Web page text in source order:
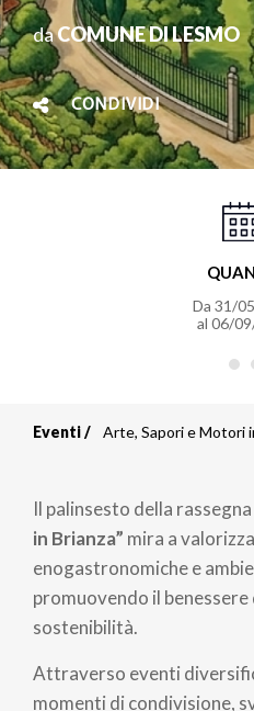
daCOMUNE DI LESMO
CONDIVIDI
Da31/
al 06/
di
pane
Eventi Arte, Sapori e Motori
Il palinsesto della rassegna
in Brianza” mira a
enogastronomiche e
promuovendo il benessere
sostenibilità.
Attraverso eventi
momenti di condivisione,